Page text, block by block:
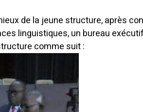
de la jeune structure, après
linguistiques, un bureau exécutif
comme suit :